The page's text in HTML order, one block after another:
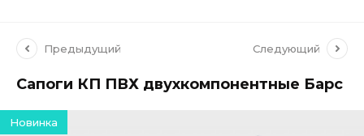
Предыдущий Следующий
Сапоги КП ПВХ двухкомпонентные Барс
Новинка